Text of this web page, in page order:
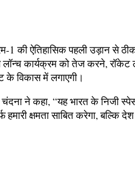
1 की ऐतिहासिक पहली उड़ान से
कार्यक्रम को तेज करने, रॉकेट
के विकास में लगाएगी।
ने कहा, “यह भारत के निजी
क्षमता साबित करेगा, बल्कि